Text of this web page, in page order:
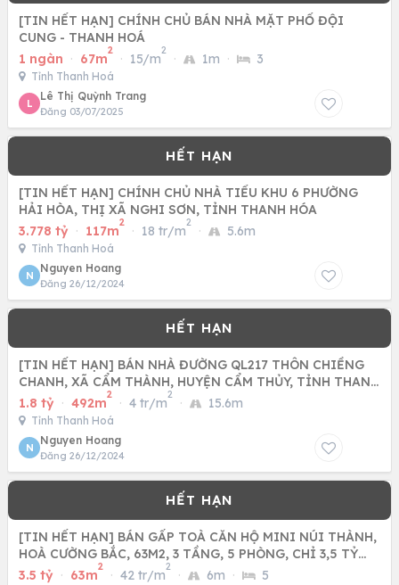
[TIN HẾT HẠN] CHÍNH CHỦ BÁN NHÀ MẶT PHỐ ĐỘI
CUNG - THANH HOÁ
1 ngàn · 67m
2
· 15/m
2
· 1m · 3
Tỉnh Thanh Hoá
L
Lê Thị Quỳnh Trang
Đăng 03/07/2025
[TIN HẾT HẠN] CHÍNH CHỦ NHÀ TIỂU KHU 6 PHƯỜNG
HẢI HÒA, THỊ XÃ NGHI SƠN, TỈNH THANH HÓA
3.778 tỷ · 117m
2
· 18 tr/m
2
· 5.6m
Tỉnh Thanh Hoá
N
Nguyen Hoang
Đăng 26/12/2024
[TIN HẾT HẠN] BÁN NHÀ ĐƯỜNG QL217 THÔN CHIỀNG
CHANH, XÃ CẨM THÀNH, HUYỆN CẨM THỦY, TỈNH THANH
HÓA
1.8 tỷ · 492m
2
· 4 tr/m
2
· 15.6m
Tỉnh Thanh Hoá
N
Nguyen Hoang
Đăng 26/12/2024
[TIN HẾT HẠN] BÁN GẤP TOÀ CĂN HỘ MINI NÚI THÀNH,
HOÀ CƯỜNG BẮC, 63M2, 3 TẦNG, 5 PHÒNG, CHỈ 3,5 TỶ
TLCC.
3.5 tỷ · 63m
2
· 42 tr/m
2
· 6m · 5